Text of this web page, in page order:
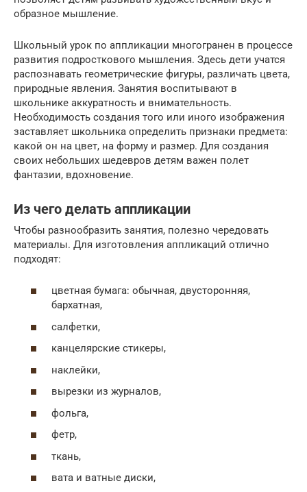
образное мышление.
Школьный урок по аппликации многогранен в процессе
развития подросткового мышления. Здесь дети учатся
распознавать геометрические фигуры, различать цвета,
природные явления. Занятия воспитывают в
школьнике аккуратность и внимательность.
Необходимость создания того или иного изображения
заставляет школьника определить признаки предмета:
какой он на цвет, на форму и размер. Для создания
своих небольших шедевров детям важен полет
фантазии, вдохновение.
Из чего делать аппликации
Чтобы разнообразить занятия, полезно чередовать
материалы. Для изготовления аппликаций отлично
подходят:
цветная бумага: обычная, двусторонняя,
бархатная,
салфетки,
канцелярские стикеры,
наклейки,
вырезки из журналов,
фольга,
фетр,
ткань,
вата и ватные диски,